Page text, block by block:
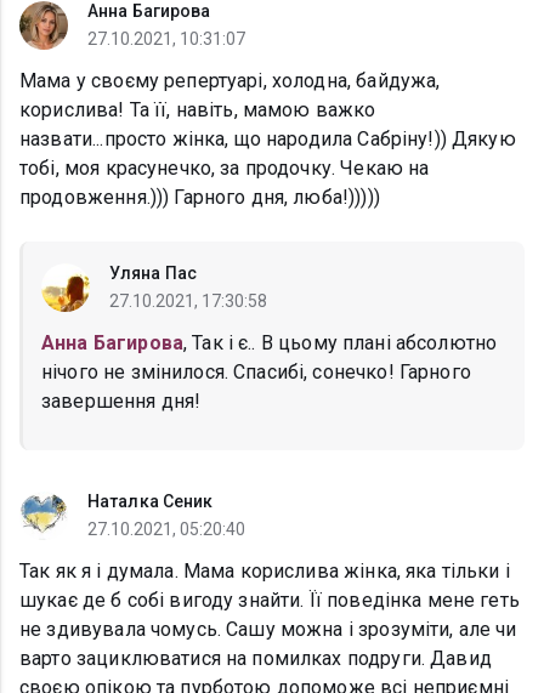
Анна Багирова
27.10.2021, 10:31:07
Мама у своєму репертуарі, холодна, байдужа,
корислива! Та її, навіть, мамою важко
назвати...просто жінка, що народила Сабріну!)) Дякую
тобі, моя красунечко, за продочку. Чекаю на
продовження.))) Гарного дня, люба!)))))
Уляна Пас
27.10.2021, 17:30:58
Анна Багирова, Так і є.. В цьому плані абсолютно
нічого не змінилося. Спасибі, сонечко! Гарного
завершення дня!
Наталка Сеник
27.10.2021, 05:20:40
Так як я і думала. Мама корислива жінка, яка тільки і
шукає де б собі вигоду знайти. Її поведінка мене геть
не здивувала чомусь. Сашу можна і зрозуміти, але чи
варто зациклюватися на помилках подруги. Давид
своєю опікою та пурботою допоможе всі неприємні